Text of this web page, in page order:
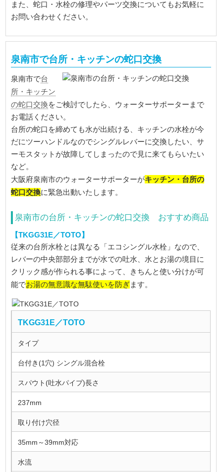
また、蛇口・水栓の修理やパーツ交換についてもお気軽に
お問い合わせください。
泉南市で台所・キッチンの蛇口交換
泉南市で台
所・キッチン
の蛇口交換をご検討でしたら、ウォーターサポーターまで
お電話ください。
台所の蛇口を締めても水が出続ける、キッチンの水栓が今
だにツーハンドルなのでシングルレバーに交換したい、サ
ーモスタットが故障してしまったので見に来てもらいたい
など。
大阪府泉南市のウォーターサポーターがキッチン・台所の
蛇口交換に緊急出動いたします。
泉南市の台所・キッチンの蛇口交換 おすすめ商品
【TKGG31E／TOTO】
従来の台所水栓とは異なる「エコシングル水栓」なので、
レバーの中央部部分までが水での吐水、水とお湯の境目に
クリック感が作られる事によって、きちんと使い分けが可
能でお湯の無意識な無駄使いを防ぎます。
TKGG31E／TOTO
タイプ
台付き(1穴) シングル混合栓
スパウト(吐水パイプ)長さ
237mm
取り付け穴径
35mm～39mm対応
水流